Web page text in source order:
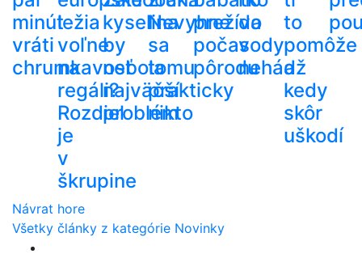
minút
vráti
chrumkavosť
ležia
voľne
na
regáli?
Rozdiel
je
v
škrupine
kyselina
by
nebola
najväčší
problém
Nevyhne
sa
tomu
prakticky
nikto
prežíva
počas
pôrodu
do
vody
nehádž
to
pomôže
a
kedy
skôr
uškodí
Návrat hore
Všetky články z kategórie Novinky